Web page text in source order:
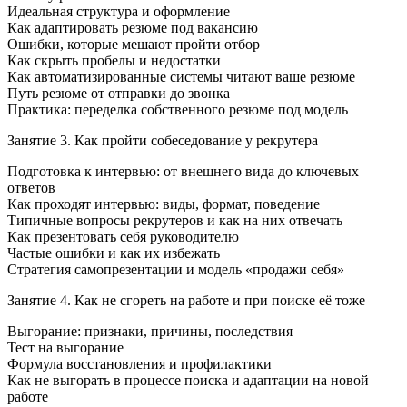
Идеальная структура и оформление
Как адаптировать резюме под вакансию
Ошибки, которые мешают пройти отбор
Как скрыть пробелы и недостатки
Как автоматизированные системы читают ваше резюме
Путь резюме от отправки до звонка
Практика: переделка собственного резюме под модель
Занятие 3. Как пройти собеседование у рекрутера
Подготовка к интервью: от внешнего вида до ключевых
ответов
Как проходят интервью: виды, формат, поведение
Типичные вопросы рекрутеров и как на них отвечать
Как презентовать себя руководителю
Частые ошибки и как их избежать
Стратегия самопрезентации и модель «продажи себя»
Занятие 4. Как не сгореть на работе и при поиске её тоже
Выгорание: признаки, причины, последствия
Тест на выгорание
Формула восстановления и профилактики
Как не выгорать в процессе поиска и адаптации на новой
работе